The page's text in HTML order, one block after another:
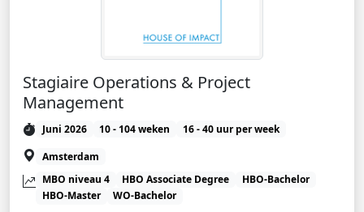
Stagiaire Operations & Project
Management
Juni 2026 10 - 104 weken
16 - 40 uur per week
Amsterdam
MBO niveau 4
HBO Associate Degree
HBO-Bachelor
HBO-Master
WO-Bachelor